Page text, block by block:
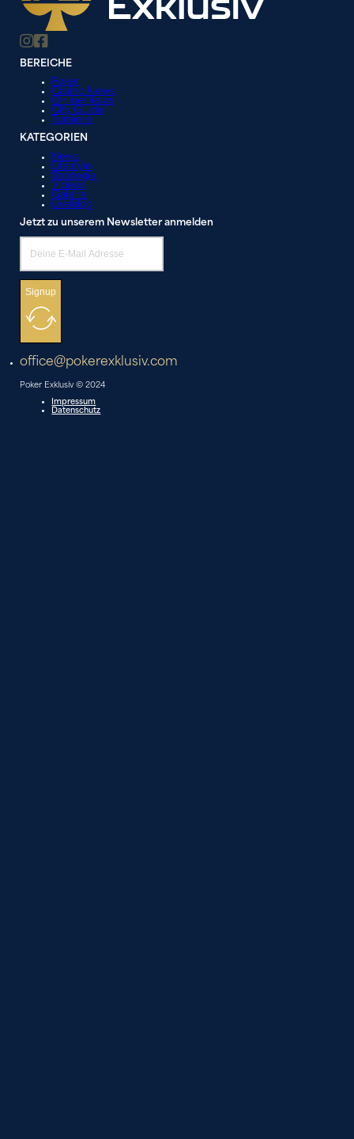
BEREICHE
Poker
Casino News
Online News
City Guide
Turniere
KATEGORIEN
News
Lifestyle
Strategie
Videos
Galerie
Liveblog
Jetzt zu unserem Newsletter anmelden
Signup
office@pokerexklusiv.com
Poker Exklusiv © 2024
Impressum
Datenschutz